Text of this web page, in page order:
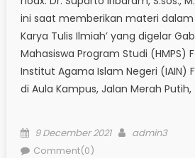
ini saat memberikan materi dalam
Karya Tulis Ilmiah’ yang digelar
Mahasiswa Program Studi (HMPS)
Institut Agama Islam Negeri (IAIN)
di Aula Kampus, Jalan Merah Putih,
Posted
on
9 December 2021 Author
admin3
Comment(0)